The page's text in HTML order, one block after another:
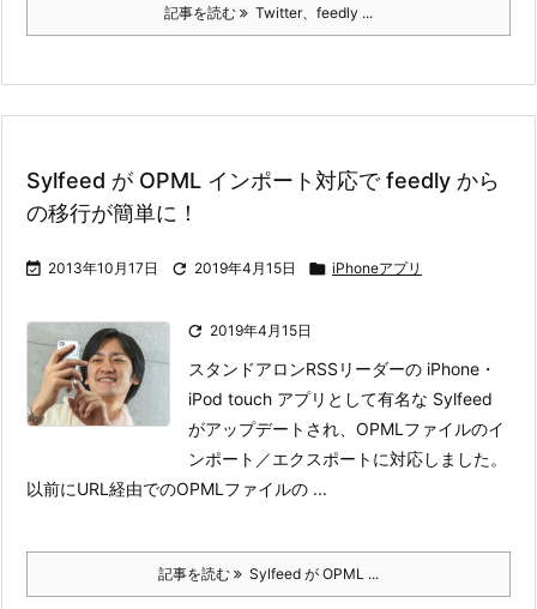
記事を読む Twitter、feedly ...
Sylfeed が OPML インポート対応で feedly から
の移行が簡単に！
 2013年10月17日  2019年4月15日  iPhoneアプリ
 2019年4月15日
スタンドアロンRSSリーダーの iPhone・
iPod touch アプリとして有名な Sylfeed
がアップデートされ、OPMLファイルのイ
ンポート／エクスポートに対応しました。
以前にURL経由でのOPMLファイルの ...
記事を読む Sylfeed が OPML ...